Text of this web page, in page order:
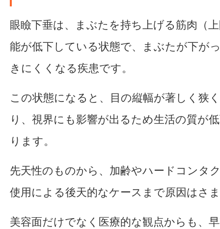
眼瞼下垂は、まぶたを持ち上げる筋肉（
能が低下している状態で、まぶたが下が
きにくくなる疾患です。
この状態になると、目の縦幅が著しく狭
り、視界にも影響が出るため生活の質が
ります。
先天性のものから、加齢やハードコンタ
使用による後天的なケースまで原因はさ
美容面だけでなく医療的な観点からも、